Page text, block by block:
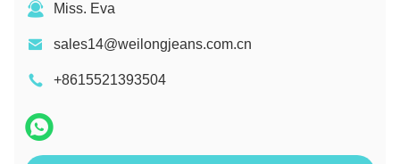
Miss. Eva
sales14@weilongjeans.com.cn
+8615521393504